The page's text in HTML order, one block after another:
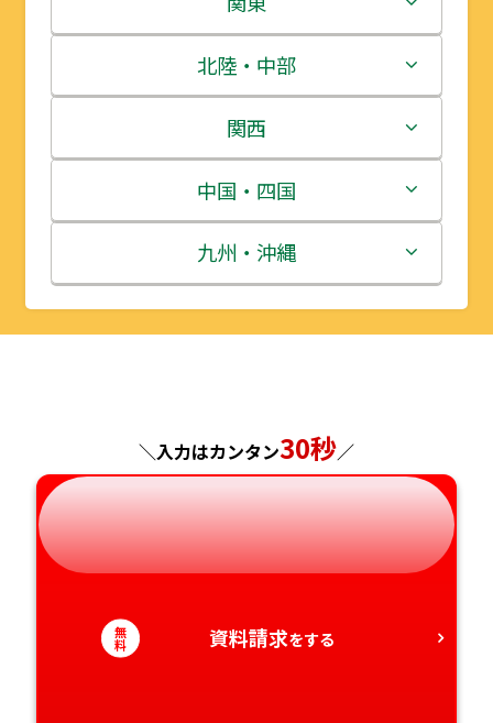
青森県
岩手県
宮城県
秋田県
山形県
茨城県
栃木県
群馬県
埼玉県
千葉県
北陸・中部
新潟県
富山県
石川県
福井県
岐阜県
静岡県
関西
三重県
滋賀県
京都府
奈良県
和歌山県
中国・四国
鳥取県
島根県
山口県
徳島県
九州・沖縄
福岡県
熊本県
大分県
＼入力はカンタン30秒／
無
料 資料請求をする